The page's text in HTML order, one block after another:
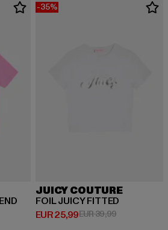
EUR 39,99
-35%
JUICY COUTURE
FOIL JUICY FITTED
EUR 25,99
Huidige prijs: EUR 25,99
EUR 39,99Actieprijs: